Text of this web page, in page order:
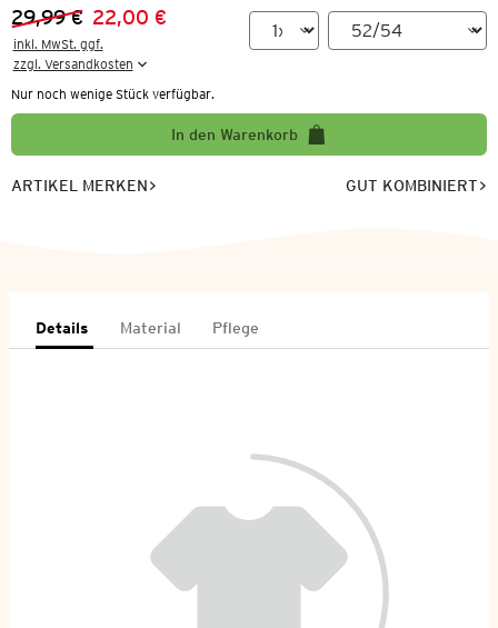
Vorheriger Preis:
29,99 €
Neuer Preis:22,00 €
inkl. MwSt. ggf.
zzgl. Versandkosten
Nur noch wenige Stück verfügbar.
In den Warenkorb
ARTIKEL MERKEN GUT KOMBINIERT
Details Material Pflege